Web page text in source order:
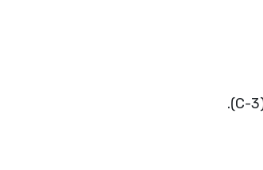
בישראל כחברה לתועלת הציבור בישראל (סעיף 46) ובארה"ב כארגון 501 (C-3).